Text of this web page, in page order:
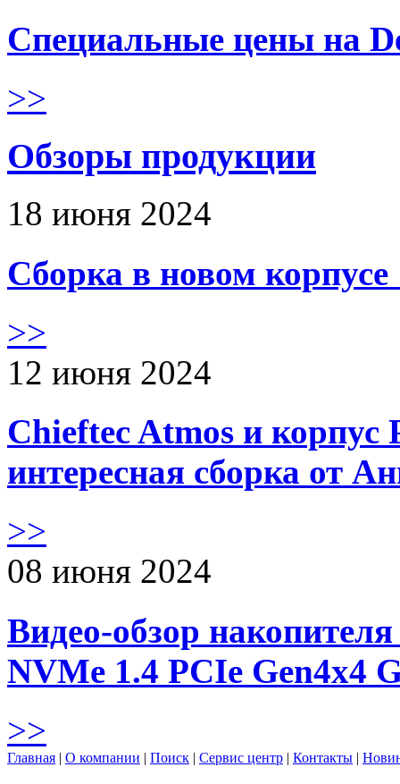
Специальные цены на
>>
Обзоры продукции
18 июня 2024
Сборка в новом
>>
12 июня 2024
Chieftec Atmos и корпус
интересная сборка от
>>
08 июня 2024
Видео-обзор
NVMe 1.4 PCIe Gen4х4
>>
Главная | О компании | Поиск | Сервис центр | Контакты |